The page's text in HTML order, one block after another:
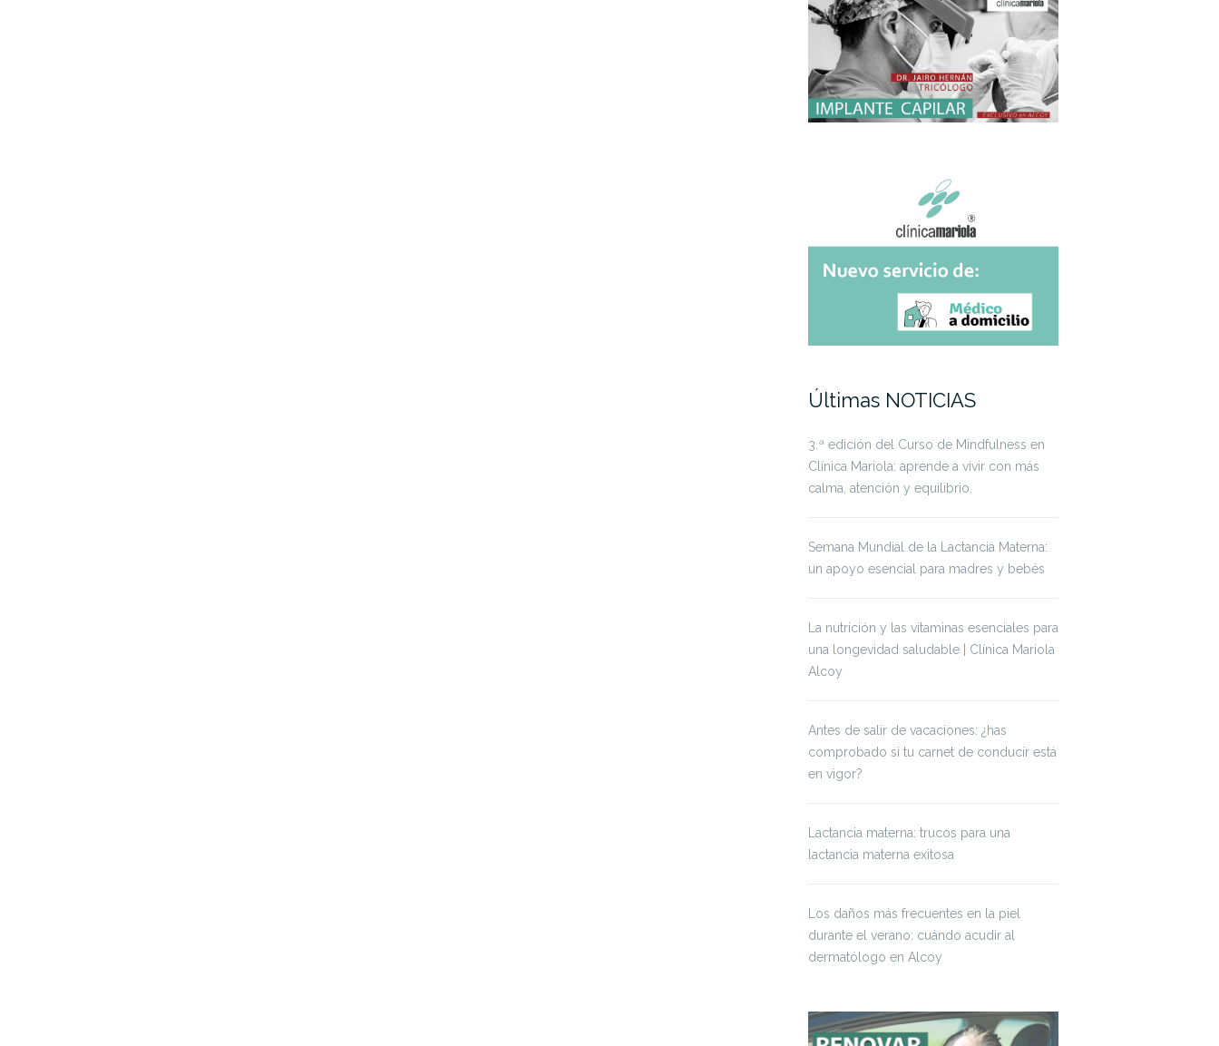
Últimas NOTICIAS
3.ª edición del Curso de Mindfulness en
Clínica Mariola: aprende a vivir con más
calma, atención y equilibrio.
Semana Mundial de la Lactancia Materna:
un apoyo esencial para madres y bebés
La nutrición y las vitaminas esenciales para
una longevidad saludable | Clínica Mariola
Alcoy
Antes de salir de vacaciones: ¿has
comprobado si tu carnet de conducir está
en vigor?
Lactancia materna: trucos para una
lactancia materna exitosa
Los daños más frecuentes en la piel
durante el verano: cuándo acudir al
dermatólogo en Alcoy